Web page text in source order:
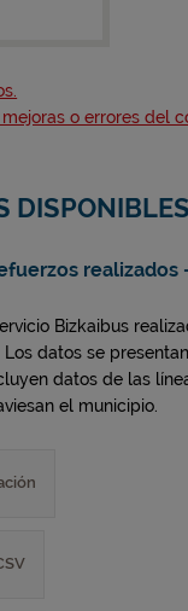
mejoras o errores del
DISPONIBLES
Bizkaibus
Los datos se
datos de las
el municipio.